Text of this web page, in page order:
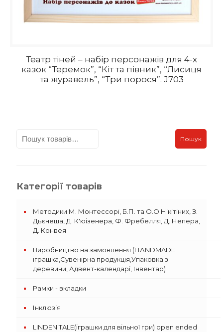
Театр тіней – набір персонажів для 4-х
казок “Теремок”, “Кіт та півник”, “Лисиця
та журавель”, “Три порося”. J703
Пошук
Категорії товарів
Методики М. Монтессорі, Б.П. та О.О Нікітіних, З.
Дьєнеша, Д. К'юізенера, Ф. Фребелля, Д. Непера,
Д. Конвея
Виробництво на замовлення (НАNDMADE
іграшка,Сувенірна продукція,Упаковка з
деревини, Адвент-календарі, Інвентар)
Рамки - вкладки
Інклюзія
LINDEN TALE(іграшки для вільної гри) open ended